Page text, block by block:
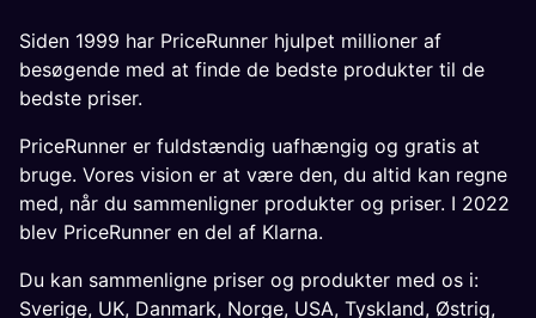
Siden 1999 har PriceRunner hjulpet millioner af
besøgende med at finde de bedste produkter til de
bedste priser.
PriceRunner er fuldstændig uafhængig og gratis at
bruge. Vores vision er at være den, du altid kan regne
med, når du sammenligner produkter og priser. I 2022
blev PriceRunner en del af Klarna.
Du kan sammenligne priser og produkter med os i:
Sverige, UK, Danmark, Norge, USA, Tyskland, Østrig,